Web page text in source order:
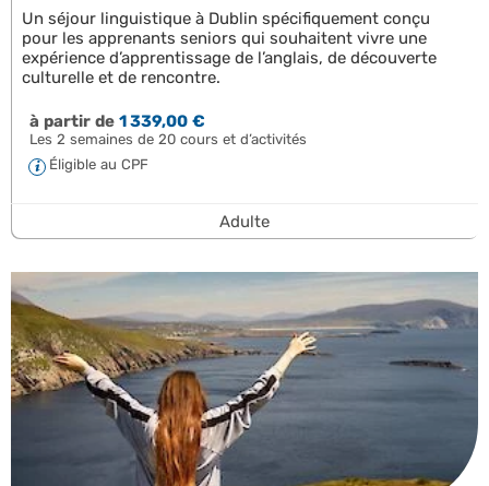
Un séjour linguistique à Dublin spécifiquement conçu
pour les apprenants seniors qui souhaitent vivre une
expérience d’apprentissage de l’anglais, de découverte
culturelle et de rencontre.
à partir de1 339,00 €
Les 2 semaines de 20 cours et d’activités
Éligible au CPF
Adulte